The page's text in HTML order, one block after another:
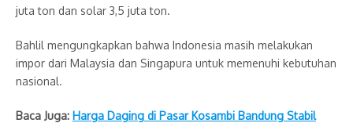
juta ton dan solar 3,5 juta ton.
Bahlil mengungkapkan bahwa Indonesia masih melakukan
impor dari Malaysia dan Singapura untuk memenuhi kebutuhan
nasional.
Baca Juga: Harga Daging di Pasar Kosambi Bandung Stabil